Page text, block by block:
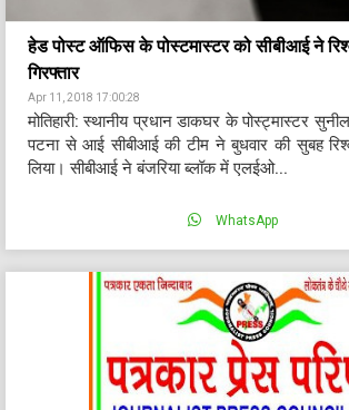
हेड पोस्ट ऑफिस के पोस्टमास्टर को सीबीआई ने
गिरफ्तार
Apr 11, 2018 17:00:28
मोतिहारी: स्थानीय प्रधान डाकघर के पोस्ट्मास्टर
पटना से आई सीबीआई की टीम ने बुधवार की सुबह
लिया। सीबीआई ने बंजरिया ब्लॉक में एलईओ...
WhatsApp